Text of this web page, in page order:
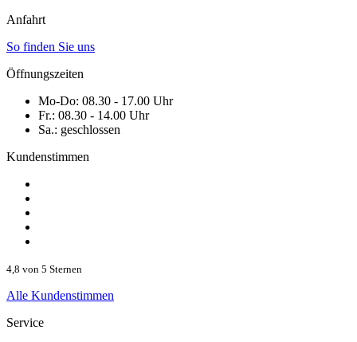
Anfahrt
So finden Sie uns
Öffnungszeiten
Mo-Do: 08.30 - 17.00 Uhr
Fr.: 08.30 - 14.00 Uhr
Sa.: geschlossen
Kundenstimmen
4,8 von 5 Sternen
Alle Kundenstimmen
Service